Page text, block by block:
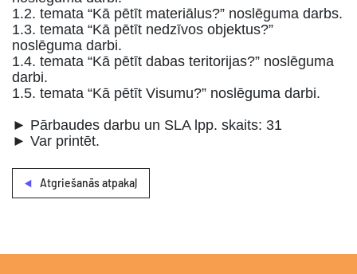
1.2. temata “Kā pētīt materiālus?” noslēguma darbs.
1.3. temata “Kā pētīt nedzīvos objektus?”
noslēguma darbi.
1.4. temata “Kā pētīt dabas teritorijas?” noslēguma
darbi.
1.5. temata “Kā pētīt Visumu?” noslēguma darbi.
► Pārbaudes darbu un SLA lpp. skaits: 31
► Var printēt.
Atgriešanās atpakaļ